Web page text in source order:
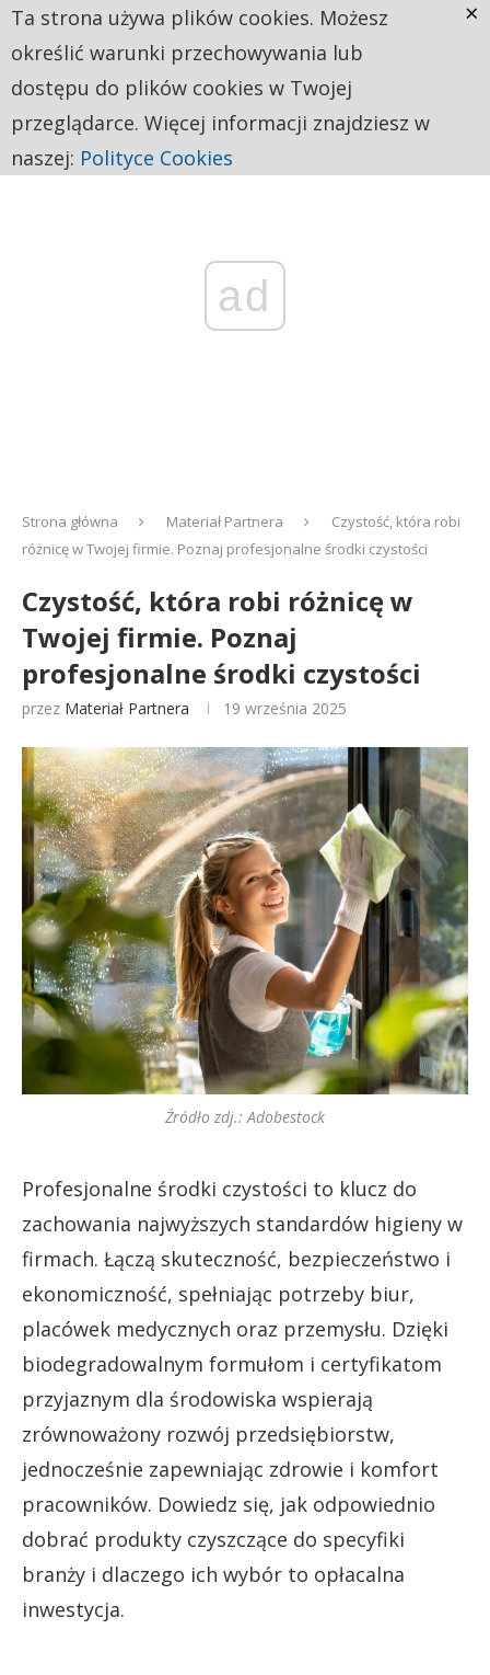
ad
Strona główna Materiał Partnera
Czystość, która robi
różnicę w Twojej firmie. Poznaj profesjonalne środki czystości
Czystość, która robi różnicę w
Twojej firmie. Poznaj
profesjonalne środki czystości
przez Materiał Partnera 19 września 2025
Źródło zdj.: Adobestock
Profesjonalne środki czystości to klucz do
zachowania najwyższych standardów higieny w
firmach. Łączą skuteczność, bezpieczeństwo i
ekonomiczność, spełniając potrzeby biur,
placówek medycznych oraz przemysłu. Dzięki
biodegradowalnym formułom i certyfikatom
przyjaznym dla środowiska wspierają
zrównoważony rozwój przedsiębiorstw,
jednocześnie zapewniając zdrowie i komfort
pracowników. Dowiedz się, jak odpowiednio
dobrać produkty czyszczące do specyfiki
branży i dlaczego ich wybór to opłacalna
inwestycja.
Ta strona używa plików cookies. Możesz
określić warunki przechowywania lub
dostępu do plików cookies w Twojej
przeglądarce. Więcej informacji znajdziesz w
naszej: Polityce Cookies
×